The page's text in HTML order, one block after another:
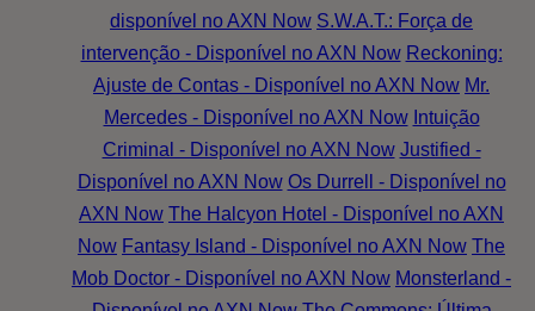
disponível no AXN Now S.W.A.T.: Força de
intervenção - Disponível no AXN Now Reckoning:
Ajuste de Contas - Disponível no AXN Now Mr.
Mercedes - Disponível no AXN Now Intuição
Criminal - Disponível no AXN Now Justified -
Disponível no AXN Now Os Durrell - Disponível no
AXN Now The Halcyon Hotel - Disponível no AXN
Now Fantasy Island - Disponível no AXN Now The
Mob Doctor - Disponível no AXN Now Monsterland -